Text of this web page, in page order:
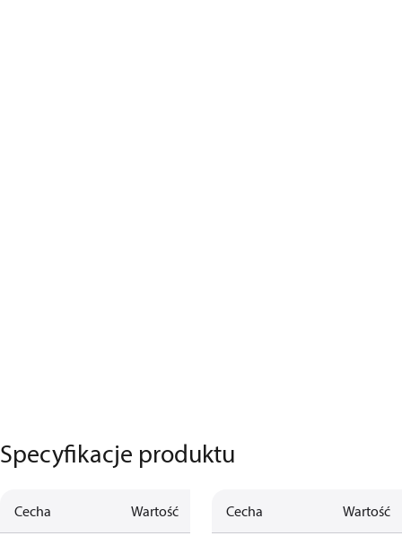
Specyfikacje produktu
Cecha Wartość Cecha Wartość